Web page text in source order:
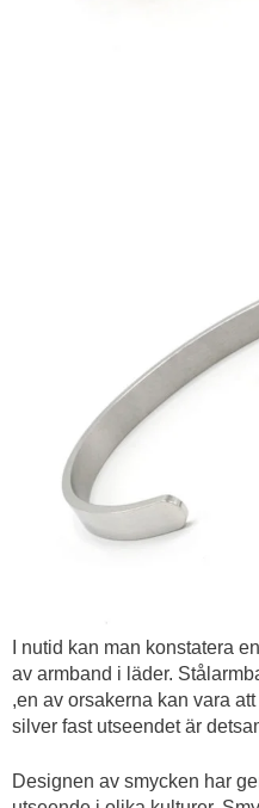
I nutid kan man konstatera
av armband i läder.
,en av orsakerna kan vara
silver fast utseendet är
Designen av smycken har